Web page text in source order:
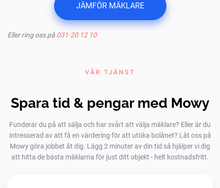
JÄMFÖR MÄKLARE
Eller ring oss på 031-20 12 10
VÅR TJÄNST
Spara tid & pengar med Mowy
Funderar du på att sälja och har svårt att välja mäklare? Eller är du
intresserad av att få en värdering för att utöka bolånet? Låt oss på
Mowy göra jobbet åt dig. Lägg 2 minuter av din tid så hjälper vi dig
att hitta de bästa mäklarna för just ditt objekt - helt kostnadsfritt.